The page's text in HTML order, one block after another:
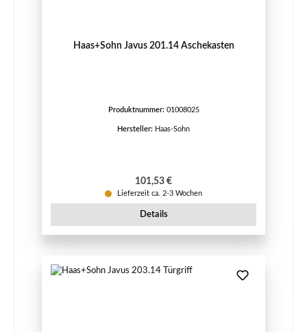
Haas+Sohn Javus 201.14 Aschekasten
Produktnummer: 01008025
Hersteller: Haas-Sohn
Regulärer Preis:
101,53 €
Lieferzeit ca. 2-3 Wochen
Details